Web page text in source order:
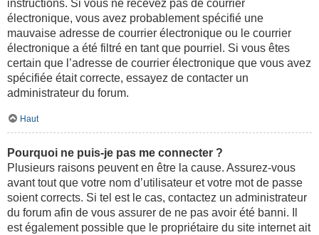
instructions. Si vous ne recevez pas de courrier
électronique, vous avez probablement spécifié une
mauvaise adresse de courrier électronique ou le courrier
électronique a été filtré en tant que pourriel. Si vous êtes
certain que l’adresse de courrier électronique que vous avez
spécifiée était correcte, essayez de contacter un
administrateur du forum.
Haut
Pourquoi ne puis-je pas me connecter ?
Plusieurs raisons peuvent en être la cause. Assurez-vous
avant tout que votre nom d’utilisateur et votre mot de passe
soient corrects. Si tel est le cas, contactez un administrateur
du forum afin de vous assurer de ne pas avoir été banni. Il
est également possible que le propriétaire du site internet ait